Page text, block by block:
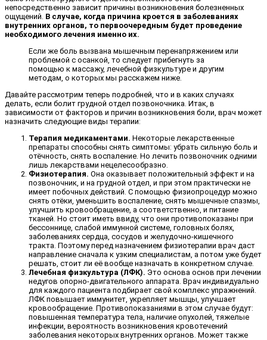
непосредственно зависит причины возникновения болезненных
ощущений. В случае, когда причина кроется в заболеваниях
внутренних органов, то первоочередным будет проведение
необходимого лечения именно их.
Если же боль вызвана мышечным перенапряжением или
проблемой с осанкой, то следует прибегнуть за
помощью к массажу, лечебной физкультуре и другим
методам, о которых мы расскажем ниже.
Давайте рассмотрим теперь подробней, что и в каких случаях
делать, если болит грудной отдел позвоночника. Итак, в
зависимости от факторов и причин возникновения боли, врач может
назначить следующие виды терапии:
Терапия медикаментами. Некоторые лекарственные
препараты способны снять симптомы: убрать сильную боль и
отёчность, снять воспаление. Но лечить позвоночник одними
лишь лекарствами нецелесообразно.
Физиотерапия. Она оказывает положительный эффект и на
позвоночник, и на грудной отдел, и при этом практически не
имеет побочных действий. С помощью физиопроцедур можно
снять отёки, уменьшить воспаление, снять мышечные спазмы,
улучшить кровообращение, а соответственно, и питание
тканей. Но стоит иметь ввиду, что они противопоказаны при
бессоннице, слабой иммунной системе, головных болях,
заболеваниях сердца, сосудов и желудочно-кишечного
тракта. Поэтому перед назначением физиотерапии врач даст
направление сначала к узким специалистам, а потом уже будет
решать, стоит ли её вообще назначать в конкретном случае.
Лечебная физкультура (ЛФК). Это основа основ при лечении
недугов опорно-двигательного аппарата. Врач индивидуально
для каждого пациента подбирает свой комплекс упражнений.
ЛФК повышает иммунитет, укрепляет мышцы, улучшает
кровообращение. Противопоказаниями в этом случае будут:
повышенная температура тела, наличие опухолей, тяжелые
инфекции, вероятность возникновения кровотечений
заболевания некоторых внутренних органов. Может также